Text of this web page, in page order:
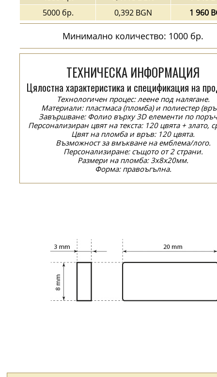
5000 бр.
0,392 BGN 1 960
Минимално количество: 1000 бр.
ТЕХНИЧЕСКА ИНФОРМАЦИЯ
Цялостна характеристика и спецификация на
Технологичен процес: леене под налягане.
Материали: пластмаса (пломба) и полиестер
Завършване: Фолио върху 3D елементи по
Персонализиран цвят на текста: 120 цвята + злато,
Цвят на пломба и връв: 120 цвята.
Възможност за вмъкване на емблема/лого.
Персонализиране: същото от 2 страни.
Размери на пломба: 3x8x20мм.
Форма: правоъгълна.